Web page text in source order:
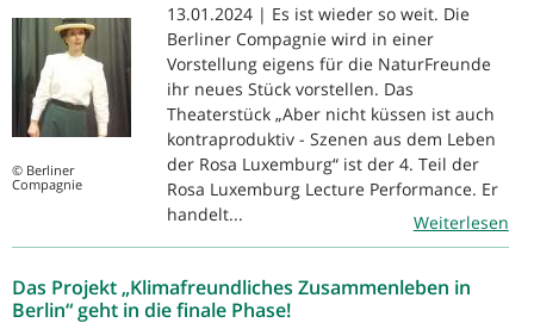
© Berliner
Compagnie
13.01.2024 | Es ist wieder so weit. Die
Berliner Compagnie wird in einer
Vorstellung eigens für die NaturFreunde
ihr neues Stück vorstellen. Das
Theaterstück „Aber nicht küssen ist auch
kontraproduktiv - Szenen aus dem Leben
der Rosa Luxemburg“ ist der 4. Teil der
Rosa Luxemburg Lecture Performance. Er
handelt...
Weiterlesen
Das Projekt „Klimafreundliches Zusammenleben in
Berlin“ geht in die finale Phase!